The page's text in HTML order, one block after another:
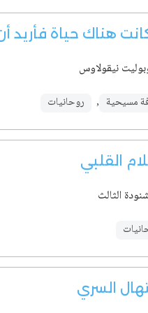
هناك حياة فأريد
نيقولاوس
مسيحية , روحانيات
القلبي
شنودة الثالث
السري